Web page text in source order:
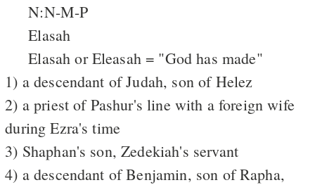
N:N-M-P
Elasah
Elasah or Eleasah = "God has made"
1) a descendant of Judah, son of Helez
2) a priest of Pashur's line with a foreign wife
during Ezra's time
3) Shaphan's son, Zedekiah's servant
4) a descendant of Benjamin, son of Rapha,